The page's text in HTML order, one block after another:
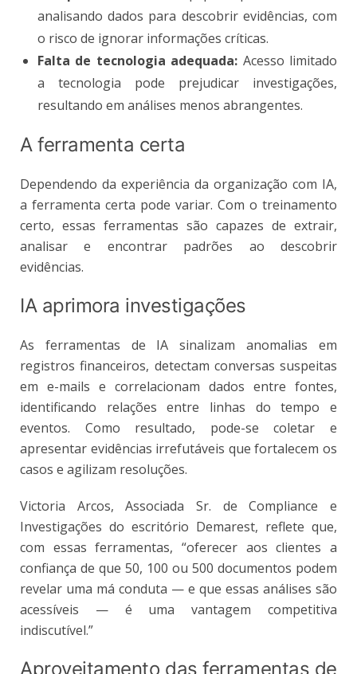
analisando dados para descobrir evidências, com
o risco de ignorar informações críticas.
Falta de tecnologia adequada: Acesso limitado
a tecnologia pode prejudicar investigações,
resultando em análises menos abrangentes.
A ferramenta certa
Dependendo da experiência da organização com IA,
a ferramenta certa pode variar. Com o treinamento
certo, essas ferramentas são capazes de extrair,
analisar e encontrar padrões ao descobrir
evidências.
IA aprimora investigações
As ferramentas de IA sinalizam anomalias em
registros financeiros, detectam conversas suspeitas
em e-mails e correlacionam dados entre fontes,
identificando relações entre linhas do tempo e
eventos. Como resultado, pode-se coletar e
apresentar evidências irrefutáveis que fortalecem os
casos e agilizam resoluções.
Victoria Arcos, Associada Sr. de Compliance e
Investigações do escritório Demarest, reflete que,
com essas ferramentas, “oferecer aos clientes a
confiança de que 50, 100 ou 500 documentos podem
revelar uma má conduta — e que essas análises são
acessíveis — é uma vantagem competitiva
indiscutível.”
Aproveitamento das ferramentas de